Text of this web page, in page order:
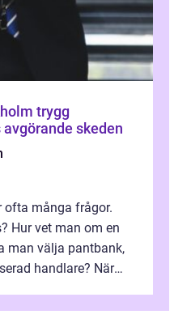
trygg
skeden
ofta många frågor.
Hur vet man om en
man välja pantbank,
handlare? När